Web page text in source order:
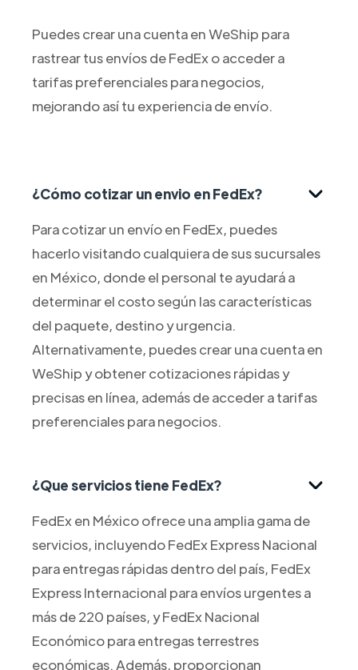
Puedes crear una cuenta en WeShip para
rastrear tus envíos de FedEx o acceder a
tarifas preferenciales para negocios,
mejorando así tu experiencia de envío.
¿Cómo cotizar un envio en FedEx?
Para cotizar un envío en FedEx, puedes
hacerlo visitando cualquiera de sus sucursales
en México, donde el personal te ayudará a
determinar el costo según las características
del paquete, destino y urgencia.
Alternativamente, puedes crear una cuenta en
WeShip y obtener cotizaciones rápidas y
precisas en línea, además de acceder a tarifas
preferenciales para negocios.
¿Que servicios tiene FedEx?
FedEx en México ofrece una amplia gama de
servicios, incluyendo FedEx Express Nacional
para entregas rápidas dentro del país, FedEx
Express Internacional para envíos urgentes a
más de 220 países, y FedEx Nacional
Económico para entregas terrestres
económicas. Además, proporcionan